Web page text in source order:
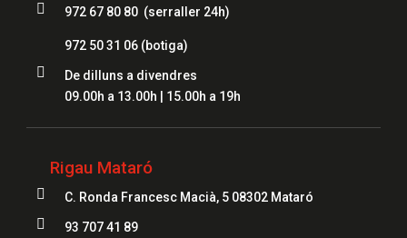
 972 67 80 80 (serraller 24h)
972 50 31 06(botiga)

De dilluns a divendres
09.00h a 13.00h | 15.00h a 19h
Rigau Mataró
 C. Ronda Francesc Macià, 5 08302 Mataró
 93 707 41 89